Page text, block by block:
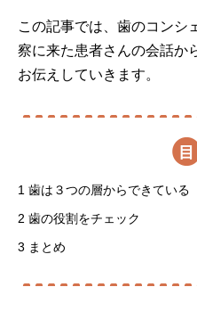
この記事では、歯のコンシ
察に来た患者さんの会話か
お伝えしていきます。
1 歯は３つの層からできている
2 歯の役割をチェック
3 まとめ